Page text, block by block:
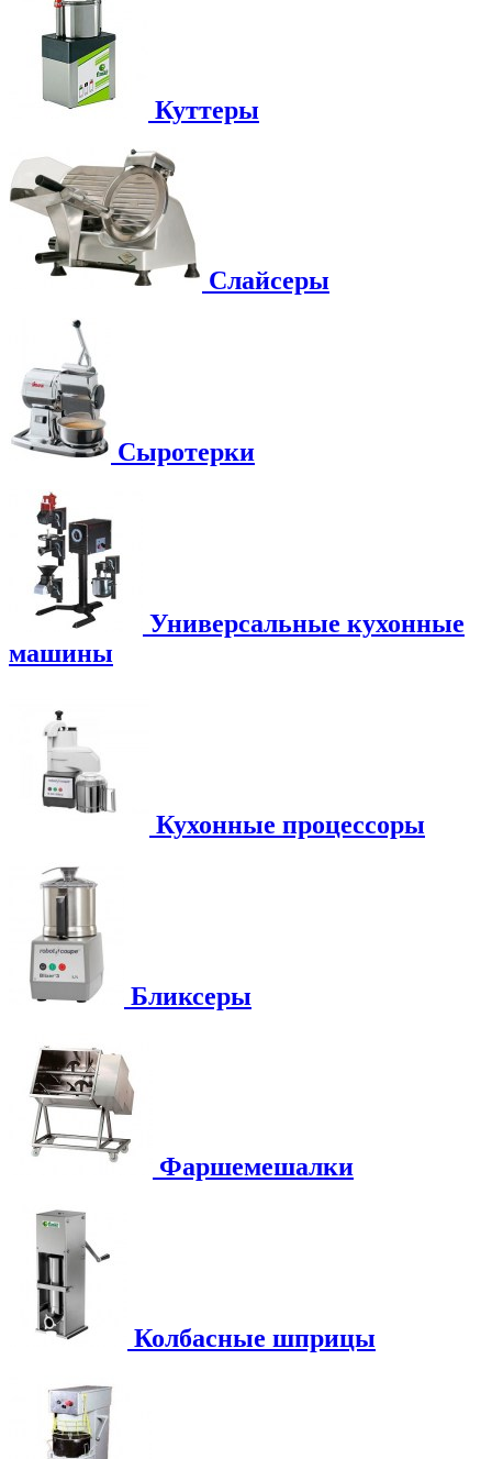
Куттеры
Слайсеры
Сыротерки
Универсальные кухонные
машины
Кухонные процессоры
Бликсеры
Фаршемешалки
Колбасные шприцы